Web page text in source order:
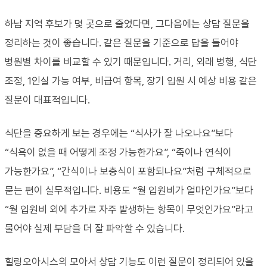
하남 지역 후보가 몇 곳으로 줄었다면, 그다음에는 상담 질문을
정리하는 것이 좋습니다. 같은 질문을 기준으로 답을 들어야
병원별 차이를 비교할 수 있기 때문입니다. 거리, 외래 병행, 식단
조정, 1인실 가능 여부, 비급여 항목, 장기 입원 시 예상 비용 같은
질문이 대표적입니다.
식단을 중요하게 보는 경우에는 “식사가 잘 나오나요”보다
“식욕이 없을 때 어떻게 조정 가능한가요”, “죽이나 연식이
가능한가요”, “간식이나 보충식이 포함되나요”처럼 구체적으로
묻는 편이 실무적입니다. 비용도 “월 입원비가 얼마인가요”보다
“월 입원비 외에 추가로 자주 발생하는 항목이 무엇인가요”라고
물어야 실제 부담을 더 잘 파악할 수 있습니다.
힐링오아시스의 모아서 상담 기능도 이런 질문이 정리되어 있을